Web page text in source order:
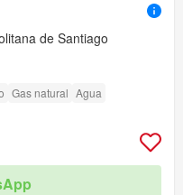
de Santiago
Gas natural Agua